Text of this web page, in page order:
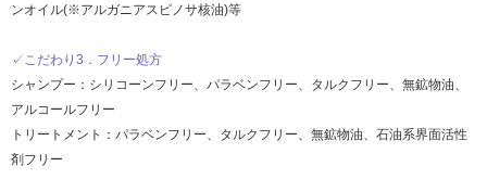
ンオイル(※アルガニアスピノサ核油)等
✓こだわり3．フリー処方
シャンプー：シリコーンフリー、パラベンフリー、タルクフリー、無鉱物油、
アルコールフリー
トリートメント：パラベンフリー、タルクフリー、無鉱物油、石油系界面活性
剤フリー